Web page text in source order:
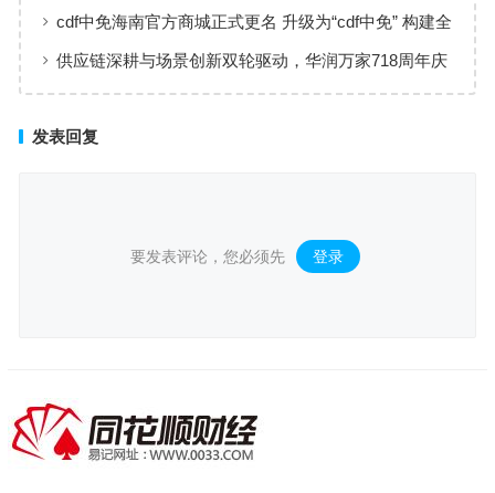
床治愈
cdf中免海南官方商城正式更名 升级为“cdf中免” 构建全
场景购物生态
供应链深耕与场景创新双轮驱动，华润万家718周年庆
发表回复
要发表评论，您必须先 登录 。